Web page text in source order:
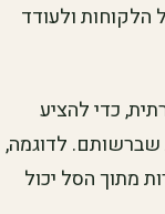
ולעודד
כדי להציע
שברשותם. לדוגמה,
מתוך הסל יכול